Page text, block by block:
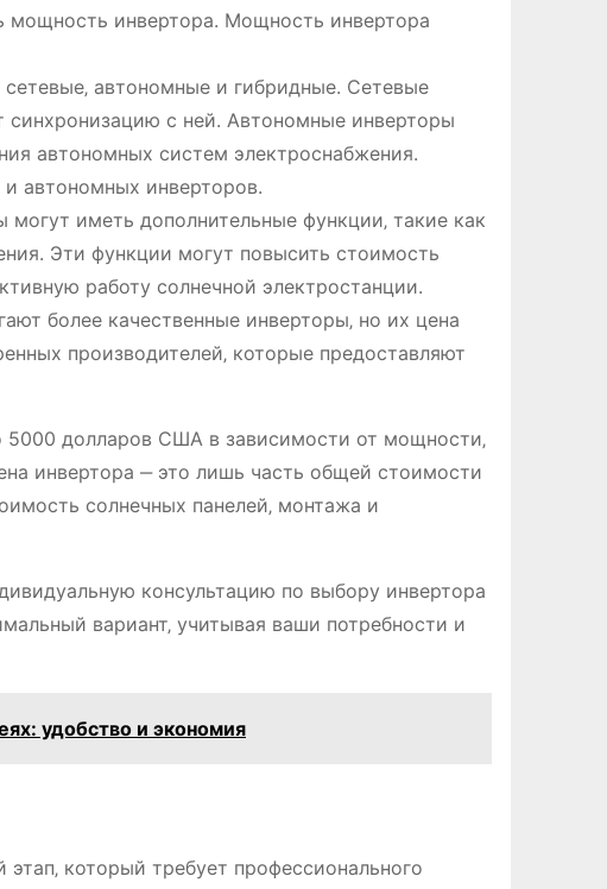
инвертора. Мощность инвертора
автономные и гибридные. Сетевые
синхронизацию с ней. Автономные инверторы
автономных систем электроснабжения.
автономных инверторов.
иметь дополнительные функции‚ такие как
Эти функции могут повысить стоимость
работу солнечной электростанции.
более качественные инверторы‚ но их цена
производителей‚ которые предоставляют
5000 долларов США в зависимости от мощности‚
инвертора ‒ это лишь часть общей стоимости
солнечных панелей‚ монтажа и
консультацию по выбору инвертора
вариант‚ учитывая ваши потребности и
удобство и экономия
который требует профессионального